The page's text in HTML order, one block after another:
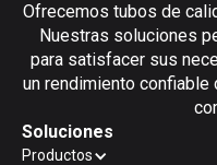
Ofrecemos tubos de
Nuestras soluciones
para satisfacer sus
un rendimiento confiable
Soluciones
Productos